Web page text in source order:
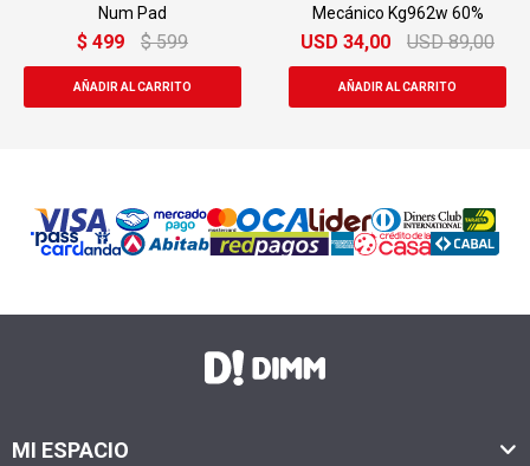
Num Pad
$ 499 $ 599
Mecánico Kg962w 60%
USD 34,00 USD 89,00
MI ESPACIO